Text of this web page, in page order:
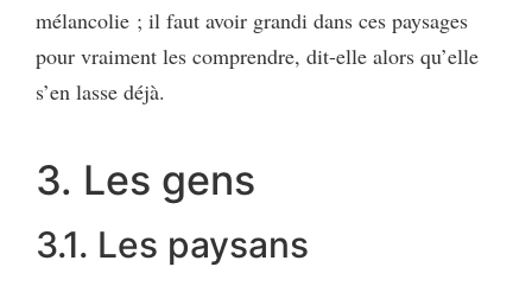
mélancolie ; il faut avoir grandi dans ces paysages
pour vraiment les comprendre, dit-elle alors qu’elle
s’en lasse déjà.
3. Les gens
3.1. Les paysans